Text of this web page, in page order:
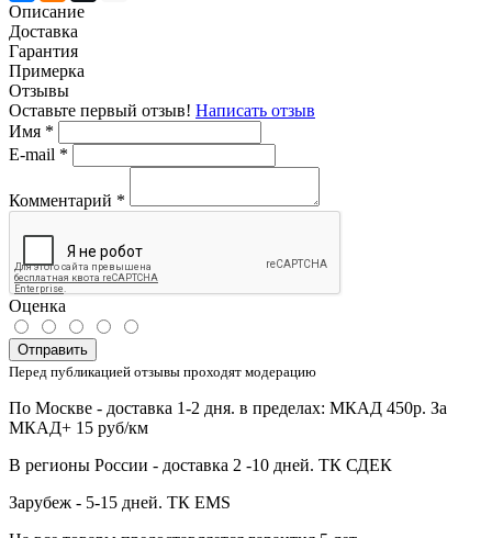
Описание
Доставка
Гарантия
Примерка
Отзывы
Оставьте первый отзыв! Написать отзыв
Имя *
E-mail *
Комментарий *
Оценка
Отправить
Перед публикацией отзывы проходят модерацию
По Москве - доставка 1-2 дня. в пределах: МКАД 450р. За
МКАД+ 15 руб/км
В регионы России - доставка 2 -10 дней. ТК СДЕК
Зарубеж - 5-15 дней. ТК EMS